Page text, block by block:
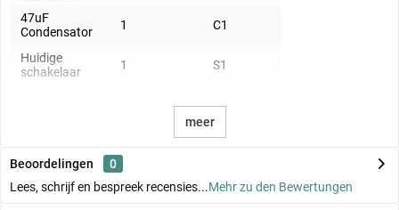
47uF
Condensator
1 C1
Huidige
schakelaar
1 S1
R1, R2, R4
VR1
S8050
1
meer
Beoordelingen
0
Lees, schrijf en bespreek recensies...Mehr zu den Bewertungen